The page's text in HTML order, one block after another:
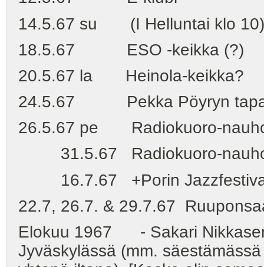
14.5.67 su (I Helluntai klo 10)
18.5.67 ESO -keikka (?)
20.5.67 la Heinola-keikka?
24.5.67 Pekka Pöyryn
26.5.67 pe Radiokuoro-
31.5.67 Radiokuoro-
16.7.67 +Porin
22.7, 26.7. & 29.7.67
Elokuu 1967 - Sakari
Jyväskylässä (mm.